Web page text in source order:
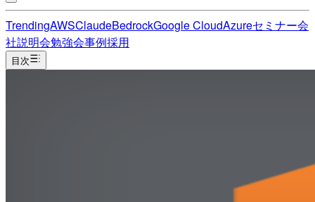
TrendingAWSClaudeBedrockGoogle CloudAzureセミナー会
社説明会勉強会事例採用
目次